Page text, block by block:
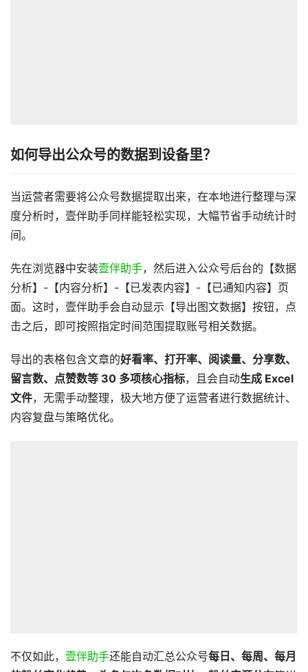
如何导出公众号的数据到设备里？
当运营者需要将公众号数据提取出来，在本地进行整理与深
度分析时，壹伴助手同样能轻松实现，大幅节省手动统计时
间。
先在浏览器中安装壹伴助手，然后进入公众号后台的【数据
分析】-【内容分析】-【已发表内容】-【已通知内容】页
面。这时，壹伴助手会自动显示【导出图文数据】按钮，点
击之后，即可按照指定时间范围提取账号相关数据。
导出的表格包含文章的好看率、打开率、阅读量、分享数、
留言数、点赞数等 30 多项核心指标，且会自动生成 Excel
文件，无需手动整理，极大地方便了运营者进行数据统计、
内容复盘与策略优化。
不仅如此， 壹伴助手还能自动汇总公众号每日、每周、每月